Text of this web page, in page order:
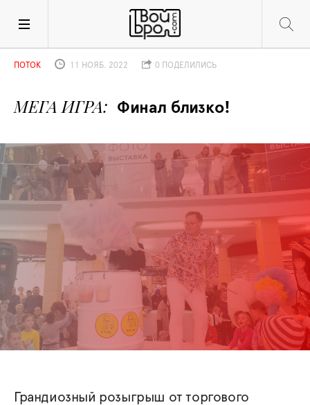
МЕГА ИГРА Финал близко!
ПОТОК 11 НОЯБ. 2022 0 ПОДЕЛИЛИСЬ
Грандиозный розыгрыш от торгового